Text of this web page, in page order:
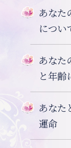
あな
につい
あな
と年齢
あなた
運命